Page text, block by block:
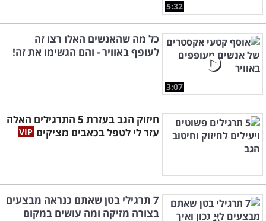
5:32
3:07
כל מה שהאנשים האלו רצו זה
לעופף באוויר - והם הגשימו את זה!
חיזוק הגב בעזרת 5 התרגילים האלה
עזר לי לטפל בכאבים מציקים
7 תרגילי בטן שאתם כנראה מבצעים
בצורה מזיקה ומה עושים במקום